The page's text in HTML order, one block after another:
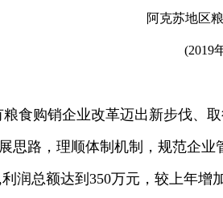
阿克苏地区
(2019
食购销企业改革迈出新步伐、
思路， 理顺体制机制，规范企业
,利润总额达到 350万元，较上年增